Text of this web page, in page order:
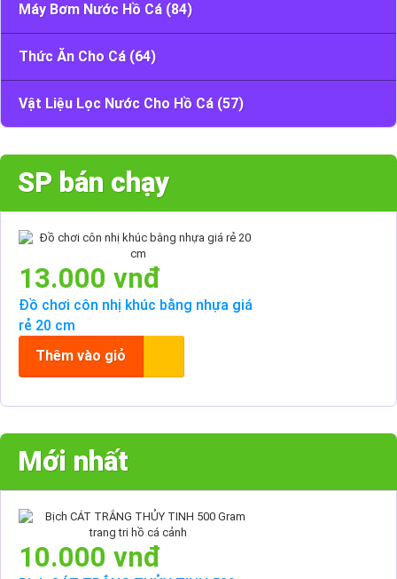
Máy Bơm Nước Hồ Cá (84)
Thức Ăn Cho Cá (64)
Vật Liệu Lọc Nước Cho Hồ Cá (57)
SP bán chạy
13.000 vnđ
Đồ chơi côn nhị khúc bằng nhựa giá
rẻ 20 cm
Thêm vào giỏ
Mới nhất
10.000 vnđ